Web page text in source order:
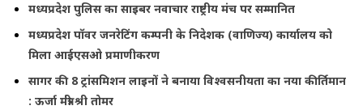
मध्यप्रदेश पुलिस का साइबर नवाचार राष्ट्रीय मंच पर सम्मानित
मध्यप्रदेश पॉवर जनरेटिंग कम्पनी के निदेशक (वाणिज्य) कार्यालय को
मिला आईएसओ प्रमाणीकरण
सागर की 8 ट्रांसमिशन लाइनों ने बनाया विश्वसनीयता का नया कीर्तिमान
: ऊर्जा मंत्री श्री तोमर